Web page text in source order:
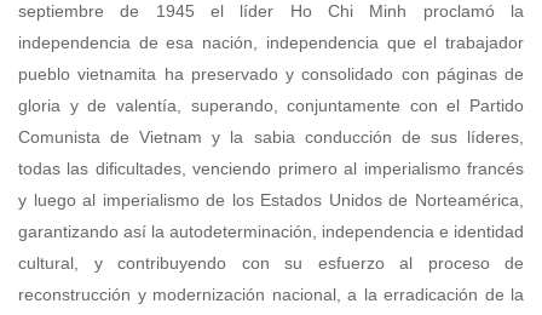
septiembre de 1945 el líder Ho Chi Minh proclamó la
independencia de esa nación, independencia que el trabajador
pueblo vietnamita ha preservado y consolidado con páginas de
gloria y de valentía, superando, conjuntamente con el Partido
Comunista de Vietnam y la sabia conducción de sus líderes,
todas las dificultades, venciendo primero al imperialismo francés
y luego al imperialismo de los Estados Unidos de Norteamérica,
garantizando así la autodeterminación, independencia e identidad
cultural, y contribuyendo con su esfuerzo al proceso de
reconstrucción y modernización nacional, a la erradicación de la